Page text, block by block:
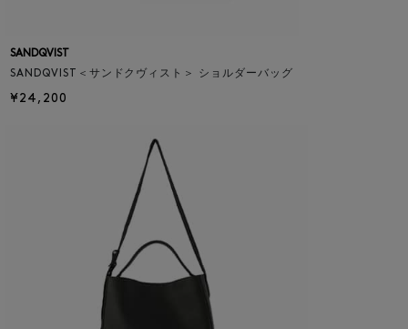
SANDQVIST
SANDQVIST＜サンドクヴィスト＞ ショルダーバッグ
¥24,200